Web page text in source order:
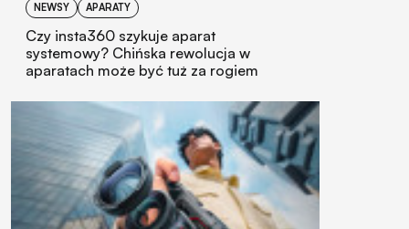
NEWSY APARATY
Czy insta360 szykuje aparat
systemowy? Chińska rewolucja w
aparatach może być tuż za rogiem